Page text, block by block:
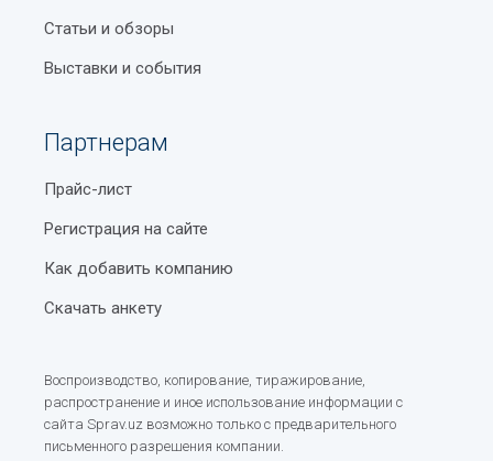
Статьи и обзоры
Выставки и события
Партнерам
Прайс-лист
Регистрация на сайте
Как добавить компанию
Скачать анкету
Воспроизводство, копирование, тиражирование,
распространение и иное использование информации с
сайта Sprav.uz возможно только с предварительного
письменного разрешения компании.